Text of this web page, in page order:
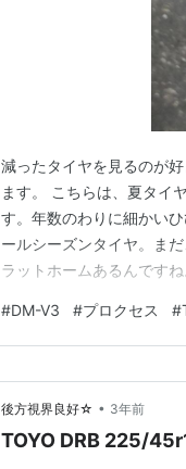
減ったタイヤを見るのが
ます。 こちらは、夏タイ
す。年数のわりに細かい
ールシーズンタイヤ。ま
ラットホームあるんです
の距離の予想から２シー
です。 このように、タイ
#DM-V3 #プロクセス #
後方視界良好☆ • 3年前
TOYO DRB 225/